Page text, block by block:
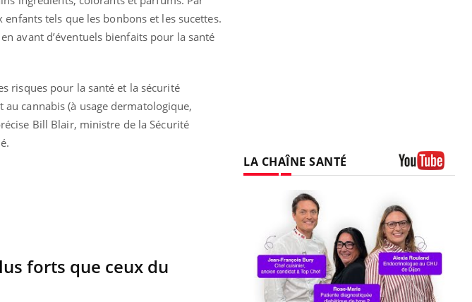
tels que les bonbons et les sucettes.
avant d’éventuels bienfaits pour la santé
risques pour la santé et la sécurité
cannabis (à usage dermatologique,
Bill Blair, ministre de la Sécurité
forts que ceux du
LA CHAÎNE SANTÉ